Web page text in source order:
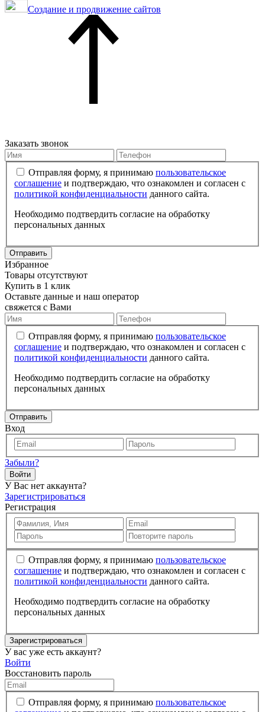
Создание и продвижение сайтов
Заказать звонок
Отправляя форму, я принимаю пользовательское
соглашение и подтверждаю, что ознакомлен и согласен с
политикой конфиденциальности данного сайта.
Необходимо подтвердить согласие на обработку
персональных данных
Отправить
Избранное
Товары отсутствуют
Купить в 1 клик
Оставьте данные и наш оператор
свяжется с Вами
Отправляя форму, я принимаю пользовательское
соглашение и подтверждаю, что ознакомлен и согласен с
политикой конфиденциальности данного сайта.
Необходимо подтвердить согласие на обработку
персональных данных
Отправить
Вход
Забыли?
Войти
У Вас нет аккаунта?
Зарегистрироваться
Регистрация
Отправляя форму, я принимаю пользовательское
соглашение и подтверждаю, что ознакомлен и согласен с
политикой конфиденциальности данного сайта.
Необходимо подтвердить согласие на обработку
персональных данных
Зарегистрироваться
У вас уже есть аккаунт?
Войти
Восстановить пароль
Отправляя форму, я принимаю пользовательское